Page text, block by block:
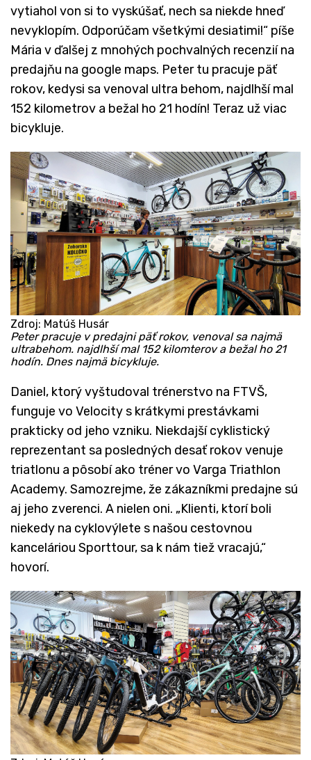
vytiahol von si to vyskúšať, nech sa niekde hneď
nevyklopím. Odporúčam všetkými desiatimi!“ píše
Mária v ďalšej z mnohých pochvalných recenzií na
predajňu na google maps. Peter tu pracuje päť
rokov, kedysi sa venoval ultra behom, najdlhší mal
152 kilometrov a bežal ho 21 hodín! Teraz už viac
bicykluje.
Zdroj: Matúš Husár
Peter pracuje v predajni päť rokov, venoval sa najmä
ultrabehom. najdlhší mal 152 kilomterov a bežal ho 21
hodín. Dnes najmä bicykluje.
​Daniel, ktorý vyštudoval trénerstvo na FTVŠ,
funguje vo Velocity s krátkymi prestávkami
prakticky od jeho vzniku. Niekdajší cyklistický
reprezentant sa posledných desať rokov venuje
triatlonu a pôsobí ako tréner vo Varga Triathlon
Academy. Samozrejme, že zákazníkmi predajne sú
aj jeho zverenci. A nielen oni. „Klienti, ktorí boli
niekedy na cyklovýlete s našou cestovnou
kanceláriou Sporttour, sa k nám tiež vracajú,“
hovorí.